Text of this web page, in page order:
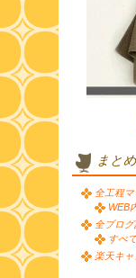
まと
全工程
WEB
全ブロ
すべ
楽天キ